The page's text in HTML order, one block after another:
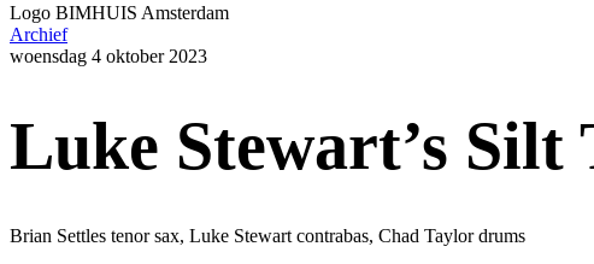
Logo BIMHUIS Amsterdam
Archief
woensdag 4 oktober 2023
Luke Stewart’s Silt
Brian Settles tenor sax, Luke Stewart contrabas, Chad Taylor drums